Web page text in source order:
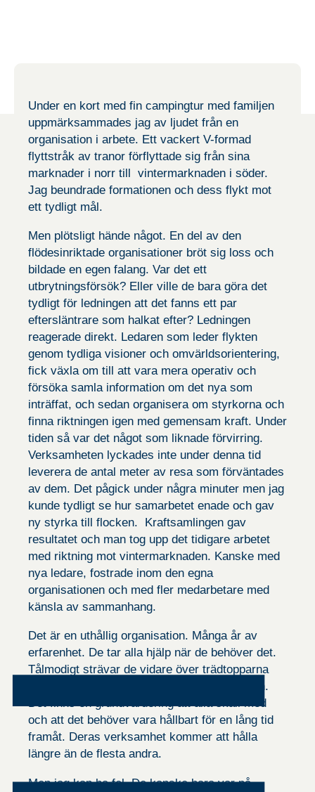
Under en kort med fin campingtur med familjen
uppmärksammades jag av ljudet från en
organisation i arbete. Ett vackert V-formad
flyttstråk av tranor förflyttade sig från sina
marknader i norr till vintermarknaden i söder.
Jag beundrade formationen och dess flykt mot
ett tydligt mål.
Men plötsligt hände något. En del av den
flödesinriktade organisationer bröt sig loss och
bildade en egen falang. Var det ett
utbrytningsförsök? Eller ville de bara göra det
tydligt för ledningen att det fanns ett par
eftersläntrare som halkat efter? Ledningen
reagerade direkt. Ledaren som leder flykten
genom tydliga visioner och omvärldsorientering,
fick växla om till att vara mera operativ och
försöka samla information om det nya som
inträffat, och sedan organisera om styrkorna och
finna riktningen igen med gemensam kraft. Under
tiden så var det något som liknade förvirring.
Verksamheten lyckades inte under denna tid
leverera de antal meter av resa som förväntades
av dem. Det pågick under några minuter men jag
kunde tydligt se hur samarbetet enade och gav
ny styrka till flocken. Kraftsamlingen gav
resultatet och man tog upp det tidigare arbetet
med riktning mot vintermarknaden. Kanske med
nya ledare, fostrade inom den egna
organisationen och med fler medarbetare med
känsla av sammanhang.
Det är en uthållig organisation. Många år av
erfarenhet. De tar alla hjälp när de behöver det.
Tålmodigt strävar de vidare över trädtopparna
med vetskapen att de kommer att hända igen.
Det finns en grundvärdering att alla skall med
och att det behöver vara hållbart för en lång tid
framåt. Deras verksamhet kommer att hålla
längre än de flesta andra.
Men jag kan ha fel. De kanske bara var på
Dessa kakor
går inte att
välja bort.
De behövs
för att
hemsidan
över huvud
taget ska
fungera.
Statistik
För att vi
ska kunna
förbättra
hemsidans
funktionalitet
och
uppbyggnad,
baserat på
hur
hemsidan
används.
Upplevelse
För att vår
prestera så
bra som
möjligt under
ditt besök.
nekar de här
kakorna
kommer
viss
funktionalitet
hemsidan.
Marknadsföring
med dig av dina